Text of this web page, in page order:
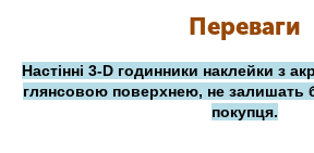
Переваги
Настінні 3-D годинники наклейки з
глянсовою поверхнею, не залишать
покупця.